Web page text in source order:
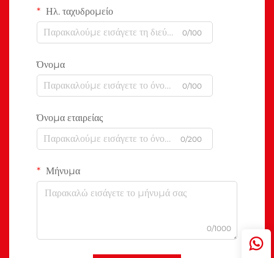
Ηλ. ταχυδρομείο
0/100
Όνομα
0/100
Όνομα εταιρείας
0/200
Μήνυμα
0/1000